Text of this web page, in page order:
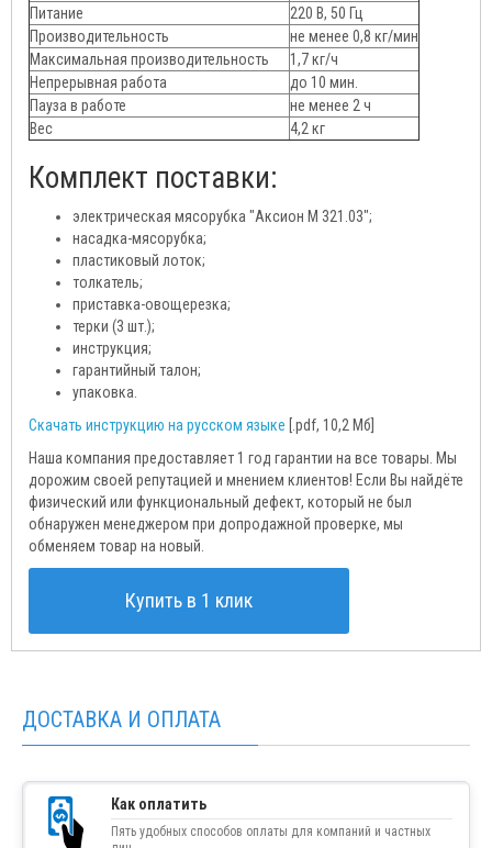
Питание
220 В, 50 Гц
Производительность
не менее 0,8 кг/мин
Максимальная производительность
1,7 кг/ч
Непрерывная работа
до 10 мин.
Пауза в работе
не менее 2 ч
Вес
4,2 кг
Комплект поставки:
электрическая мясорубка "Аксион М 321.03";
насадка-мясорубка;
пластиковый лоток;
толкатель;
приставка-овощерезка;
терки (3 шт.);
инструкция;
гарантийный талон;
упаковка.
Скачать инструкцию на русском языке [.pdf, 10,2 Мб]
Наша компания предоставляет 1 год гарантии на все товары. Мы
дорожим своей репутацией и мнением клиентов! Если Вы найдёте
физический или функциональный дефект, который не был
обнаружен менеджером при допродажной проверке, мы
обменяем товар на новый.
Купить в 1 клик
ДОСТАВКА И ОПЛАТА
Как оплатить
Пять удобных способов оплаты для компаний и частных